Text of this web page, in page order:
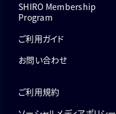
SHIRO Membership
Program
ご利用ガイド
お問い合わせ
ご利用規約